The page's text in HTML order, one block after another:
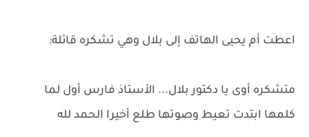
اعطت أم يحيى الهاتف إلى بلال وهي تشكره قائلة:
متشكره أوى يا دكتور بلال... الأستاذ فارس أول لما
كلمها ابتدت تعيط وصوتها طلع أخيرا الحمد لله